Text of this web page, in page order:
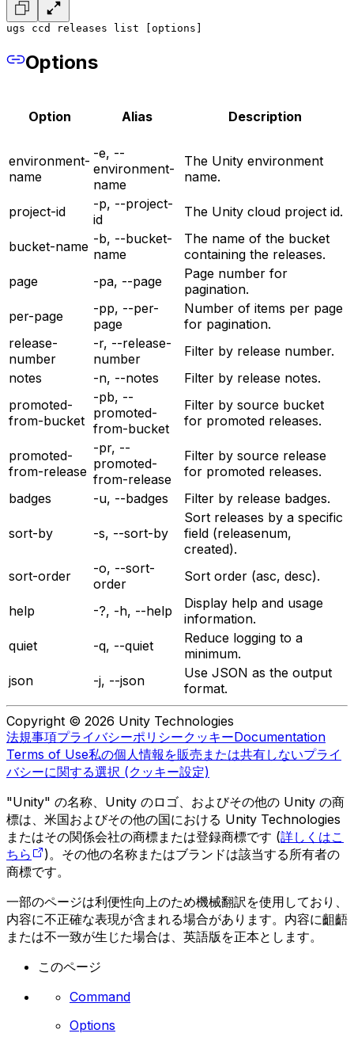
ugs ccd releases list [options]
Options
Option Alias Description
environment-
name
-e, --
environment-
name
The Unity environment
name.
project-id
-p, --project-
id
The Unity cloud project id.
bucket-name -b, --bucket-
name
The name of the bucket
containing the releases.
page
-pa, --page
Page number for
pagination.
per-page
-pp, --per-
page
Number of items per page
for pagination.
release-
number
-r, --release-
number
Filter by release number.
notes
-n, --notes
Filter by release notes.
promoted-
from-bucket
-pb, --
promoted-
from-bucket
Filter by source bucket
for promoted releases.
promoted-
from-release
-pr, --
promoted-
from-release
Filter by source release
for promoted releases.
badges
-u, --badges Filter by release badges.
sort-by -s, --sort-by
Sort releases by a specific
field (releasenum,
created).
sort-order
-o, --sort-
order
Sort order (asc, desc).
help -?, -h, --help
Display help and usage
information.
quiet
-q, --quiet
Reduce logging to a
minimum.
json
-j, --json
Use JSON as the output
format.
Copyright © 2026 Unity Technologies
法規事項プライバシーポリシークッキーDocumentation
Terms of Use私の個人情報を販売または共有しないプライ
バシーに関する選択 (クッキー設定)
"Unity" の名称、Unity のロゴ、およびその他の Unity の商
標は、米国およびその他の国における Unity Technologies
またはその関係会社の商標または登録商標です (詳しくはこ
ちら
)。その他の名称またはブランドは該当する所有者の
商標です。
一部のページは利便性向上のため機械翻訳を使用しており、
内容に不正確な表現が含まれる場合があります。内容に齟齬
または不一致が生じた場合は、英語版を正本とします。
このページ
Command
Options